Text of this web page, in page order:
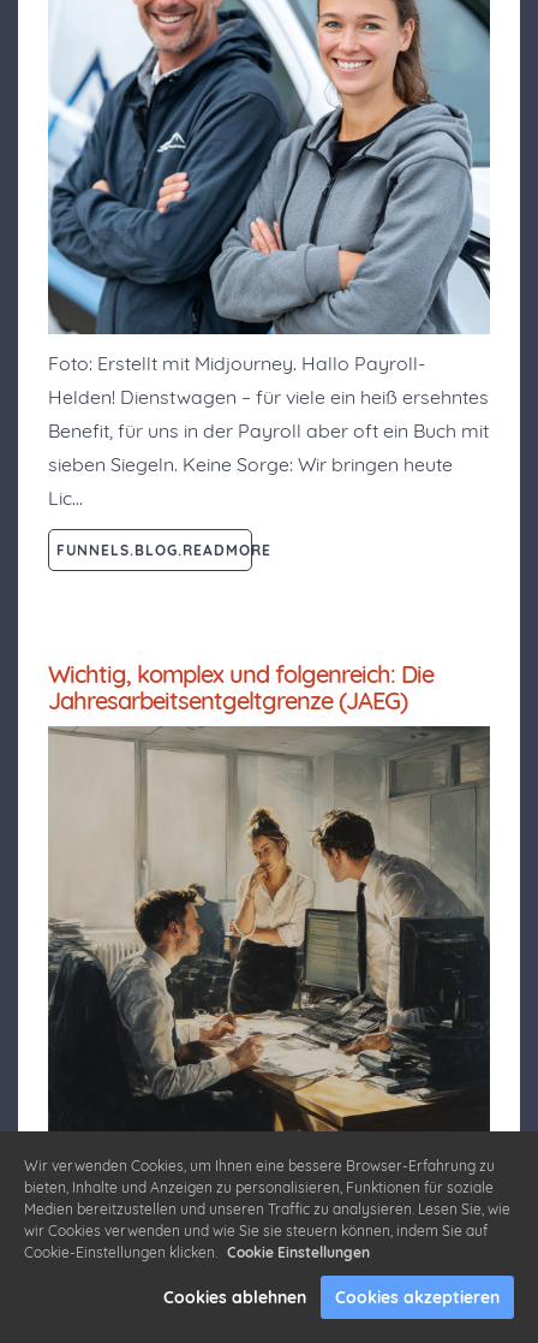
Foto: Erstellt mit Midjourney. Hallo Payroll-
Helden! Dienstwagen – für viele ein heiß ersehntes
Benefit, für uns in der Payroll aber oft ein Buch mit
sieben Siegeln. Keine Sorge: Wir bringen heute
Lic…
FUNNELS.BLOG.READMORE
Wichtig, komplex und folgenreich: Die
Jahresarbeitsentgeltgrenze (JAEG)
Foto: Erstellt mit Midjourney. Die berühmte „JAEG“
– also die Jahresarbeitsentgeltgrenze – ist einer
dieser Begriffe, bei dem viele Beschäftigte erstmal
aussteigen. Dabei ist die Bedeutung ganz einfac…
Wir verwenden Cookies, um Ihnen eine bessere Browser-Erfahrung zu
bieten, Inhalte und Anzeigen zu personalisieren, Funktionen für soziale
Medien bereitzustellen und unseren Traffic zu analysieren. Lesen Sie, wie
wir Cookies verwenden und wie Sie sie steuern können, indem Sie auf
Cookie-Einstellungen klicken. Cookie Einstellungen
Cookies ablehnen Cookies akzeptieren